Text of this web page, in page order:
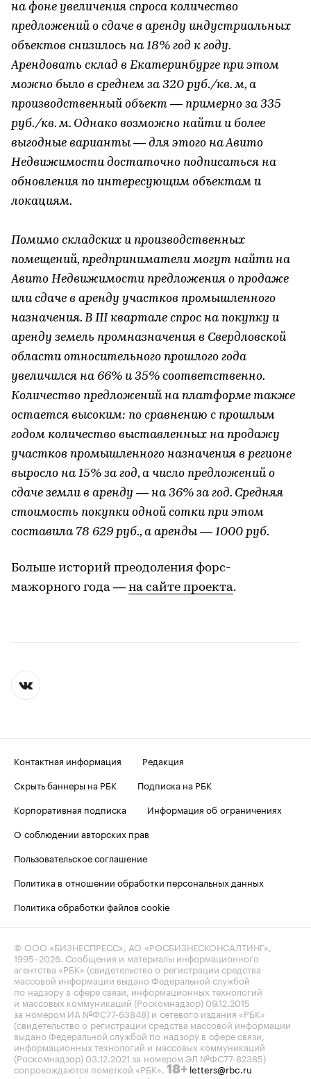
на фоне увеличения спроса количество
предложений о сдаче в аренду индустриальных
объектов снизилось на 18% год к году.
Арендовать склад в Екатеринбурге при этом
можно было в среднем за 320 руб./кв. м, а
производственный объект — примерно за 335
руб./кв. м. Однако возможно найти и более
выгодные варианты — для этого на Авито
Недвижимости достаточно подписаться на
обновления по интересующим объектам и
локациям.
Помимо складских и производственных
помещений, предприниматели могут найти на
Авито Недвижимости предложения о продаже
или сдаче в аренду участков промышленного
назначения. В III квартале спрос на покупку и
аренду земель промназначения в Свердловской
области относительного прошлого года
увеличился на 66% и 35% соответственно.
Количество предложений на платформе также
остается высоким: по сравнению с прошлым
годом количество выставленных на продажу
участков промышленного назначения в регионе
выросло на 15% за год, а число предложений о
сдаче земли в аренду — на 36% за год. Средняя
стоимость покупки одной сотки при этом
составила 78 629 руб., а аренды — 1000 руб.
Больше историй преодоления форс-
мажорного года — на сайте проекта.
Контактная информация
Редакция
Скрыть баннеры на РБК
Подписка на РБК
Корпоративная подписка
Информация об ограничениях
О соблюдении авторских прав
Пользовательское соглашение
Политика в отношении обработки персональных данных
Политика обработки файлов cookie
© ООО «БИЗНЕСПРЕСС», АО «РОСБИЗНЕСКОНСАЛТИНГ»,
1995–2026. Сообщения и материалы информационного
агентства «РБК» (свидетельство о регистрации средства
массовой информации выдано Федеральной службой
по надзору в сфере связи, информационных технологий
и массовых коммуникаций (Роскомнадзор) 09.12.2015
за номером ИА №ФС77-63848) и сетевого издания «РБК»
(свидетельство о регистрации средства массовой информации
выдано Федеральной службой по надзору в сфере связи,
информационных технологий и массовых коммуникаций
(Роскомнадзор) 03.12.2021 за номером ЭЛ №ФС77-82385)
сопровождаются пометкой «РБК». 18+ letters@rbc.ru